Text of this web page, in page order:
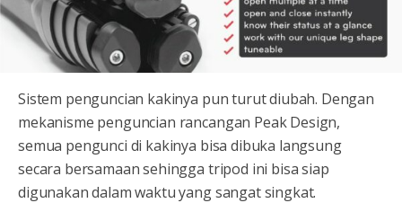
Sistem penguncian kakinya pun turut diubah. Dengan
mekanisme penguncian rancangan Peak Design,
semua pengunci di kakinya bisa dibuka langsung
secara bersamaan sehingga tripod ini bisa siap
digunakan dalam waktu yang sangat singkat.